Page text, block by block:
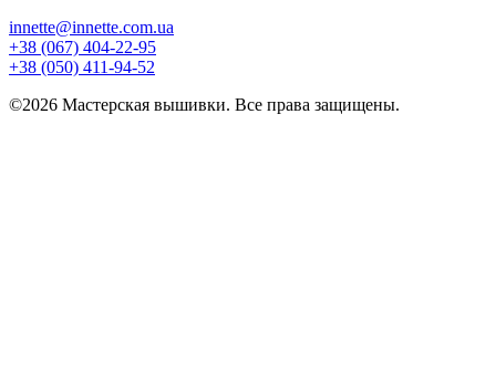
innette@innette.com.ua
+38 (067) 404-22-95
+38 (050) 411-94-52
©2026 Мастерская вышивки. Все права защищены.